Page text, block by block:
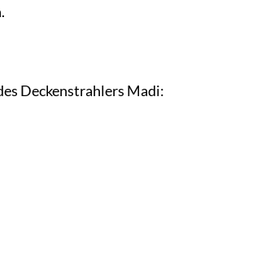
Deckenstrahlers Madi: